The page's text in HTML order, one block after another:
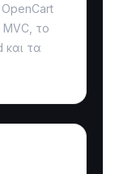
OpenCart
MVC, το
και τα